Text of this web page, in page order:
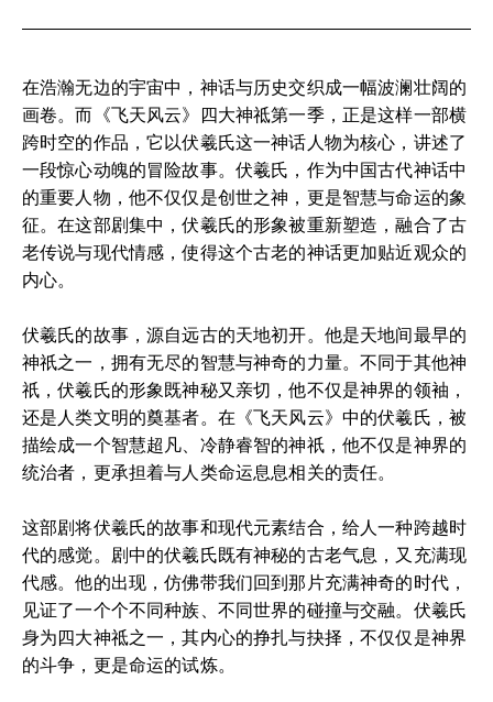
在浩瀚无边的宇宙中，神话与历史交织成一幅波澜壮阔的
画卷。而《飞天风云》四大神祗第一季，正是这样一部横
跨时空的作品，它以伏羲氏这一神话人物为核心，讲述了
一段惊心动魄的冒险故事。伏羲氏，作为中国古代神话中
的重要人物，他不仅仅是创世之神，更是智慧与命运的象
征。在这部剧集中，伏羲氏的形象被重新塑造，融合了古
老传说与现代情感，使得这个古老的神话更加贴近观众的
内心。
伏羲氏的故事，源自远古的天地初开。他是天地间最早的
神祇之一，拥有无尽的智慧与神奇的力量。不同于其他神
祇，伏羲氏的形象既神秘又亲切，他不仅是神界的领袖，
还是人类文明的奠基者。在《飞天风云》中的伏羲氏，被
描绘成一个智慧超凡、冷静睿智的神祇，他不仅是神界的
统治者，更承担着与人类命运息息相关的责任。
这部剧将伏羲氏的故事和现代元素结合，给人一种跨越时
代的感觉。剧中的伏羲氏既有神秘的古老气息，又充满现
代感。他的出现，仿佛带我们回到那片充满神奇的时代，
见证了一个个不同种族、不同世界的碰撞与交融。伏羲氏
身为四大神祗之一，其内心的挣扎与抉择，不仅仅是神界
的斗争，更是命运的试炼。